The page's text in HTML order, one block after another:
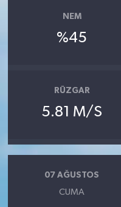
NEM
%45
RÜZGAR
5.81 M/S
07 AĞUSTOS
CUMA